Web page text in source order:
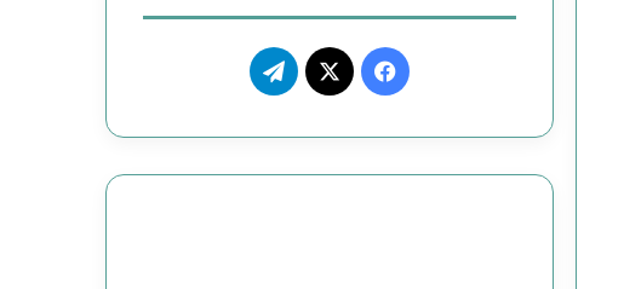
فيسبوك
‫X تيلقرام